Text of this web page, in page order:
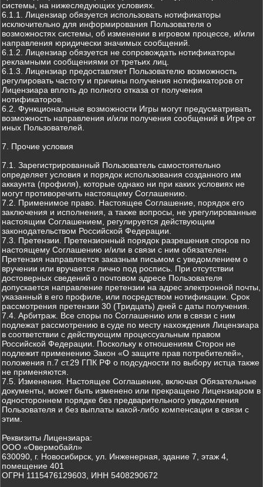
системы, на нижеследующих условиях.
6.1.1. Лицензиар обязуется использовать нотификаторы
исключительно для информирования Пользователя о
возможностях системы, об изменении в игровом процессе, и/или
направления юридически значимых сообщений.
6.1.2. Лицензиар обязуется не сопровождать нотификаторы
рекламными сообщениями от третьих лиц.
6.1.3. Лицензиар предоставляет Пользователю возможность
регулировать частоту и причины получения нотификаторов от
Лицензиара вплоть до полного отказа от получения
нотификаторов.
6.2. Функциональные возможности Игры могут предусматривать
возможность направления и/или получения сообщений в Игре от
иных Пользователей.
7. Прочие условия
7.1. Зарегистрированный Пользователь самостоятельно
определяет условия и порядок использования созданного им
аккаунта (профиля), которые однако ни при каких условиях не
могут противоречить настоящему Соглашению.
7.2. Применимое право. Настоящее Соглашение, порядок его
заключения и исполнения, а также вопросы, не урегулированные
настоящим Соглашением, регулируется действующим
законодательством Российской Федерации.
7.3. Претензии. Претензионный порядок разрешения споров по
настоящему Соглашению и/или в связи с ним обязателен.
Претензия направляется заказным письмом с уведомлением о
вручении или вручается лично под роспись. При отсутствии
достоверных сведений о почтовом адресе Пользователя
допускается направление претензии на адрес электронной почты,
указанный в его профиле, или посредством нотификации. Срок
рассмотрения претензии 30 (Тридцать) дней с даты получения.
7.4. Арбитраж. Все споры по Соглашению или в связи с ним
подлежат рассмотрению в суде по месту нахождения Лицензиара
в соответствии с действующим процессуальным правом
Российской Федерации. Поскольку к отношениям Сторон не
подлежит применению Закон «О защите прав потребителей»,
положения п.7 ст.29 ГПК РФ о подсудности по выбору истца также
не применяются.
7.5. Изменения. Настоящее Соглашение, включая Обязательные
документы, может быть изменено или прекращено Лицензиаром в
одностороннем порядке без предварительного уведомления
Пользователя и без выплаты какой-либо компенсации в связи с
этим.
Реквизиты Лицензиара:
ООО «Овермобайл»
630090, г. Новосибирск, ул. Инженерная, здание 7, этаж 4,
помещение 401
ОГРН 1115476129603, ИНН 5408290672